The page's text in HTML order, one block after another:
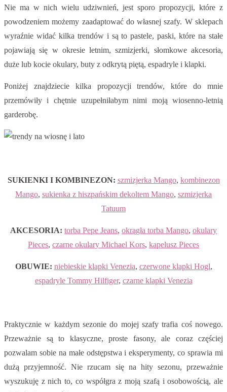
Nie ma w nich wielu udziwnień, jest sporo propozycji, które z
powodzeniem możemy zaadaptować do własnej szafy. W sklepach
wyraźnie widać kilka trendów i są to pastele, paski, które na stałe
pojawiają się w okresie letnim, szmizjerki, słomkowe akcesoria,
duże lub kocie okulary, buty z odkrytą piętą, espadryle i klapki.
Poniżej znajdziecie kilka propozycji trendów, które do mnie
przemówiły i chętnie uzupełniłabym nimi moją wiosenno-letnią
garderobę.
SUKIENKI I KOMBINEZON: szmizjerka Mango, kombinezon
Mango, sukienka z hiszpańskim dekoltem Mango, szmizjerka
Tatuum
AKCESORIA: torba Pepe Jeans, okrągła torba Mango, okulary
Pieces, czarne okulary Michael Kors, kapelusz Pieces
OBUWIE: niebieskie klapki Venezia, czerwone klapki Hogl,
espadryle Tommy Hilfiger, czarne klapki Venezia
Praktycznie w każdym sezonie do mojej szafy trafia coś nowego.
Przeważnie są to klasyczne, proste fasony, ale coraz częściej
pozwalam sobie na małe odstępstwa i eksperymenty, co sprawia mi
dużą przyjemność. Nie rzucam się na hity sezonu, przeważnie
wyszukuję z nich to, co współgra z moją szafą i osobowością, ale